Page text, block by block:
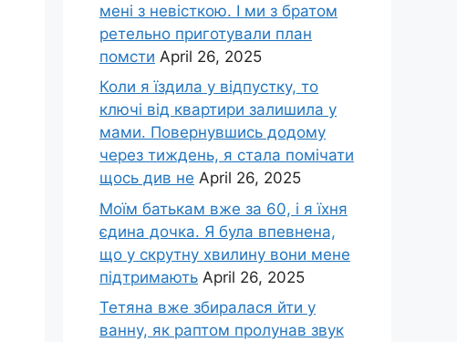
мені з невісткою. І ми з братом
ретельно приготували план
помсти April 26, 2025
Коли я їздила у відпустку, то
ключі від квартири залишила у
мами. Повернувшись додому
через тиждень, я стала помічати
щось див не April 26, 2025
Моїм батькам вже за 60, і я їхня
єдина дочка. Я була впевнена,
що у скрутну хвилину вони мене
підтримають April 26, 2025
Тетяна вже збиралася йти у
ванну, як раптом пролунав звук